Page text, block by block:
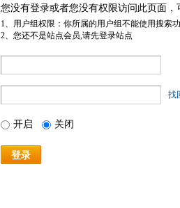
您没有登录或者您没有权限访问此页面
1、用户组权限：你所属的用户组不能使用搜索
2、您还不是站点会员,请先登录站点
找
开启 关闭
登录